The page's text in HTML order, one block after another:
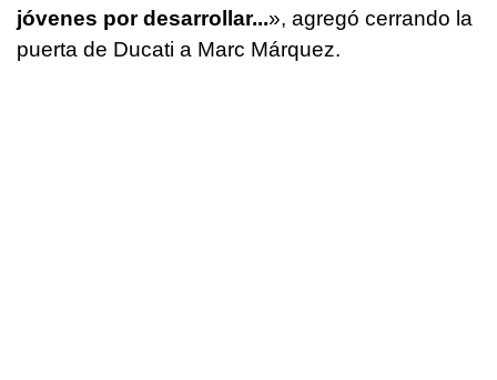
jóvenes por desarrollar...», agregó cerrando la
puerta de Ducati a Marc Márquez.